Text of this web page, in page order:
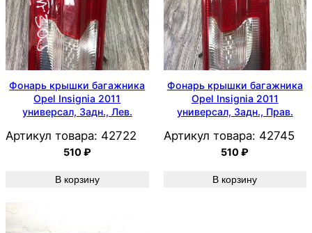
Фонарь крышки багажника
Opel Insignia 2011
универсал, Задн., Лев.
Артикул товара: 42722
510₽
В корзину
Фонарь крышки багажника
Opel Insignia 2011
универсал, Задн., Прав.
Артикул товара: 42745
510₽
В корзину